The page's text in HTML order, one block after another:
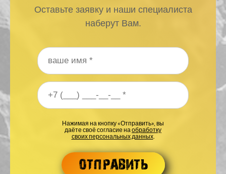
Оставьте заявку и наши специалиста
наберут Вам.
Ваше имя*
Ваш номер телефона*
Нажимая на кнопку «Отправить», вы
даёте своё согласие наобработку
своих персональных данных.